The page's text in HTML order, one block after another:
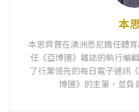
本
本思齊曾在澳洲悉尼擔任體
任《亞博匯》雜誌的執行編
了行業領先的每日電子通訊
博匯》的主筆，並負